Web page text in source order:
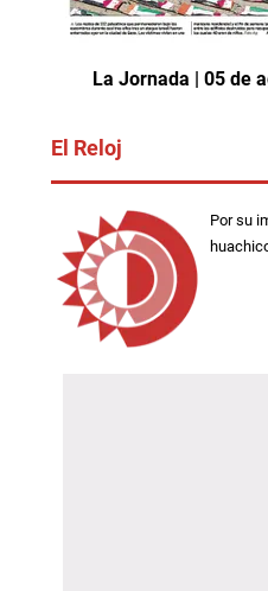
La Jornada | 05 de
El Reloj
Por su